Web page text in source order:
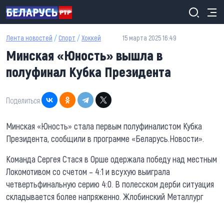
Перейти к основному содержанию
Лента новостей / Спорт /Хоккей 15 марта 2025 16:49
Минская «Юность» вышла в
полуфинал Кубка Президента
Поделиться:
Минская «Юность» стала первым полуфиналистом Кубка
Президента, сообщили в программе «Беларусь.Новости».
Команда Сергея Стася в Орше одержала победу над местным
Локомотивом со счетом – 4:1 и всухую выиграла
четвертьфинальную серию 4:0. В полесском дерби ситуация
складывается более напряженно. Жлобинский Металлург